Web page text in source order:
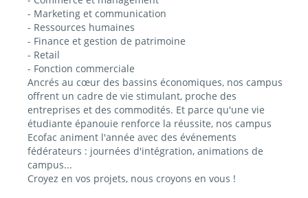
- Marketing et communication
- Ressources humaines
- Finance et gestion de patrimoine
- Retail
- Fonction commerciale
Ancrés au cœur des bassins économiques, nos campus
offrent un cadre de vie stimulant, proche des
entreprises et des commodités. Et parce qu'une vie
étudiante épanouie renforce la réussite, nos campus
Ecofac animent l'année avec des événements
fédérateurs : journées d'intégration, animations de
campus...
Croyez en vos projets, nous croyons en vous !